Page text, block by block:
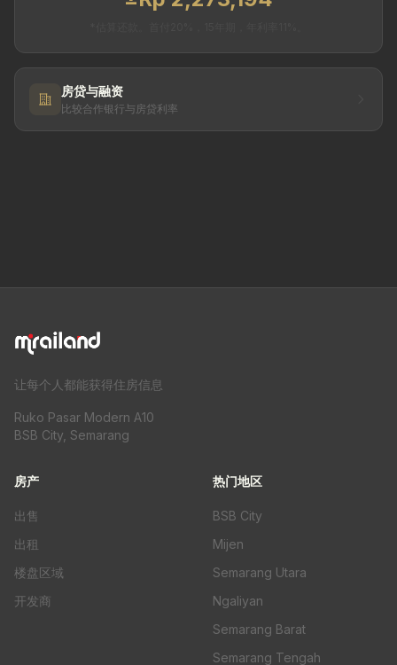
房贷与融资
比较合作银行与房贷利率
让每个人都能获得住房信息
Ruko Pasar Modern A10
BSB City, Semarang
房产
出售
出租
楼盘区域
开发商
热门地区
BSB City
Mijen
Semarang Utara
Ngaliyan
Semarang Barat
Semarang Tengah